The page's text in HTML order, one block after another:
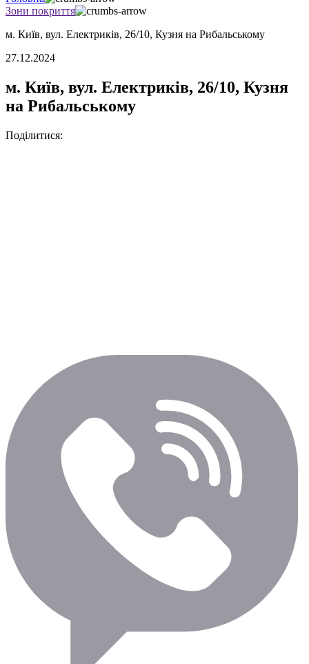
Зони покриття
м. Київ, вул. Електриків, 26/10, Кузня на Рибальському
27.12.2024
м. Київ, вул. Електриків, 26/10, Кузня
на Рибальському
Поділитися: